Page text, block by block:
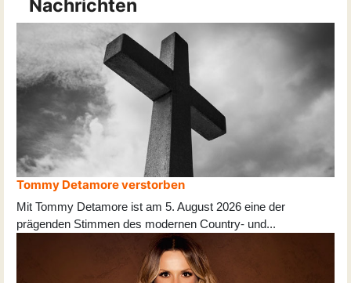
Nachrichten
Tommy Detamore verstorben
Mit Tommy Detamore ist am 5. August 2026 eine der
prägenden Stimmen des modernen Country- und...